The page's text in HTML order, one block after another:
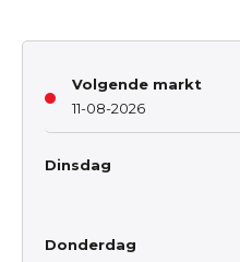
Volgende markt
11-08-2026
Dinsdag
Donderdag